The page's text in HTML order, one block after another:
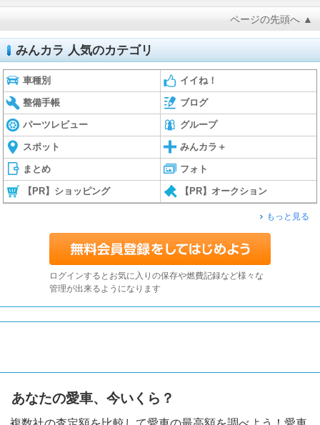
ページの先頭へ ▲
みんカラ 人気のカテゴリ
車種別 イイね！
整備手帳 ブログ
パーツレビュー グループ
スポット みんカラ＋
まとめ フォト
【PR】ショッピング 【PR】オークション
もっと見る
ログインするとお気に入りの保存や燃費記録など様々な
管理が出来るようになります
あなたの愛車、今いくら？